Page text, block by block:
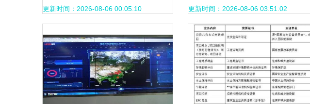
更新时间：2026-08-06 00:05:10 计视角
更新时间：2026-08-06 03:51:02